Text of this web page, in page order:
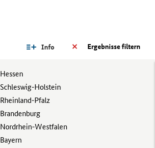
Ergebnisse filtern
Info
Hessen
Schleswig-Holstein
Rheinland-Pfalz
Brandenburg
Nordrhein-Westfalen
Bayern